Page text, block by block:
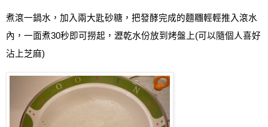
煮滾一鍋水，加入兩大匙砂糖，把發酵完成的麵糰輕輕推入滾水
內，一面煮30秒即可撈起 ，瀝乾水份放到烤盤上(可以隨個人喜好
沾上芝麻)